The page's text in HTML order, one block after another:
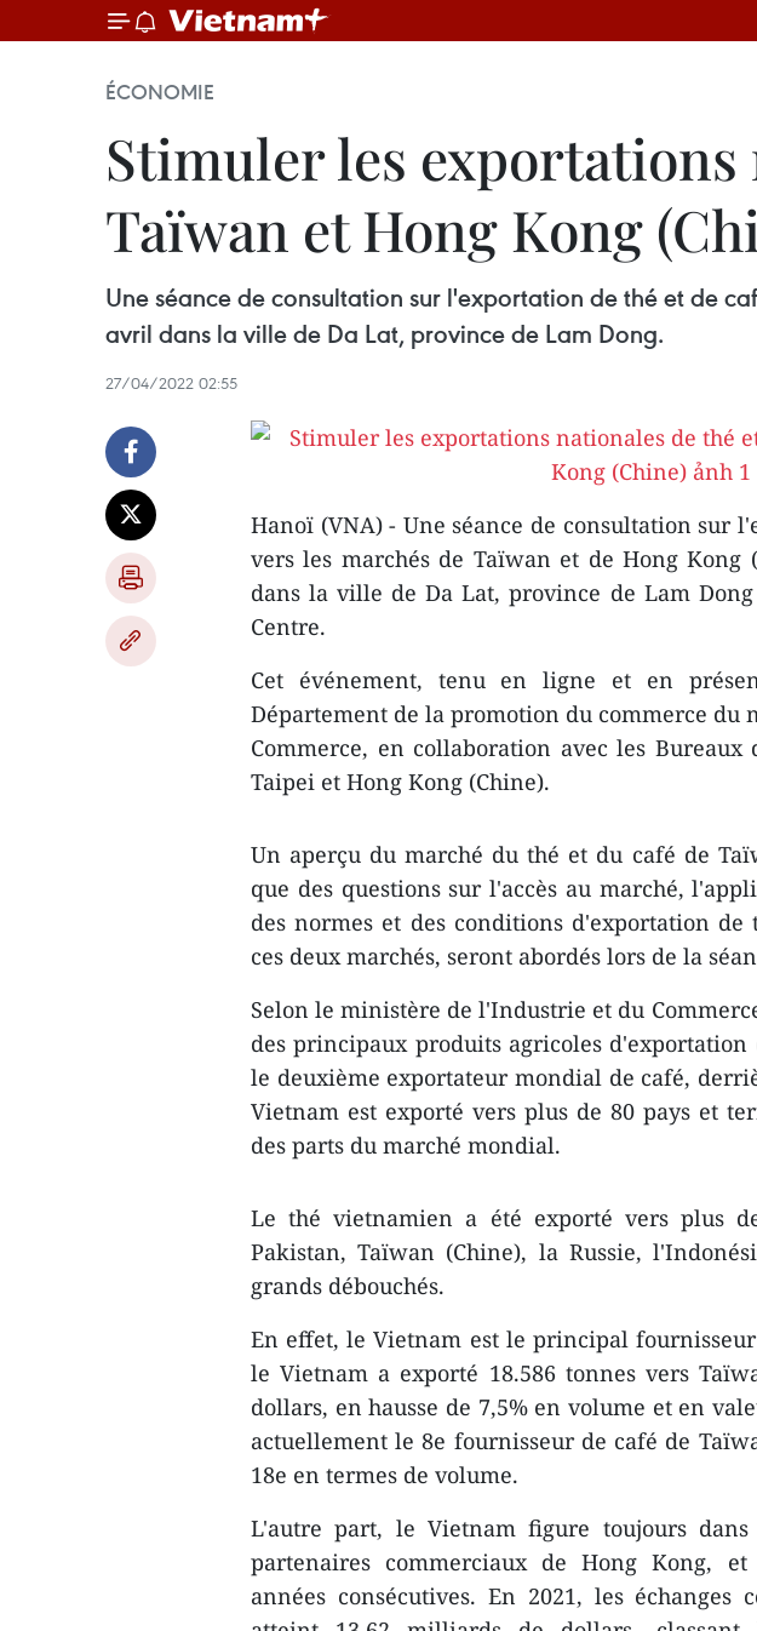
ÉCONOMIE
Stimuler les exportations
Taïwan et Hong Kong
Une séance de consultation sur l'exportation de thé et de
avril dans la ville de Da Lat, province de Lam Dong.
27/04/2022 02:55
Hanoï (VNA) - Une séance de consultation sur
vers les marchés de Taïwan et de Hong
dans la ville de Da Lat, province de Lam
Centre.
Cet événement, tenu en ligne et en
Département de la promotion du commerce
Commerce, en collaboration avec les
Taipei et Hong Kong (Chine).
Un aperçu du marché du thé et du café de
que des questions sur l'accès au marché,
des normes et des conditions d'exportation
ces deux marchés, seront abordés lors de la
Selon le ministère de l'Industrie et du
des principaux produits agricoles
le deuxième exportateur mondial de café,
Vietnam est exporté vers plus de 80 pays et
des parts du marché mondial.
Le thé vietnamien a été exporté vers plus
Pakistan, Taïwan (Chine), la Russie,
grands débouchés.
En effet, le Vietnam est le principal
le Vietnam a exporté 18.586 tonnes vers
dollars, en hausse de 7,5% en volume et en
actuellement le 8e fournisseur de café de
18e en termes de volume.
L'autre part, le Vietnam figure toujours
partenaires commerciaux de Hong Kong,
années consécutives. En 2021, les échanges